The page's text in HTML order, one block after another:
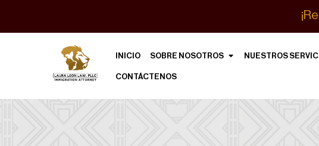
INICIO SOBRE NOSOTROS NUESTROS
CONTÁCTENOS